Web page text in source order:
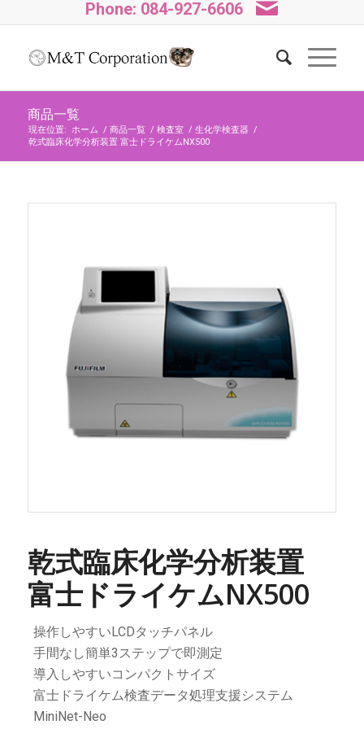
Phone: 084-927-6606
商品一覧
現在位置: ホーム / 商品一覧 / 検査室 / 生化学検査器 /
乾式臨床化学分析装置 富士ドライケムNX500
乾式臨床化学分析装置
富士ドライケムNX500
操作しやすいLCDタッチパネル
手間なし簡単3ステップで即測定
導入しやすいコンパクトサイズ
富士ドライケム検査データ処理支援システム
MiniNet-Neo